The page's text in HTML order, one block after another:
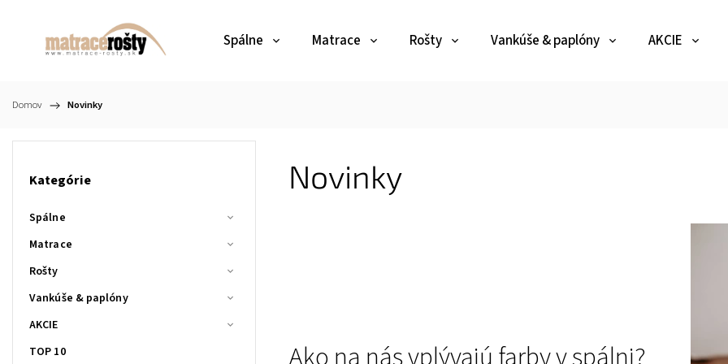
Spálne Matrace Rošty Vankúše & paplóny AKCIE
Domov / Novinky
Kategórie
Spálne
Matrace
Rošty
Vankúše & paplóny
AKCIE
TOP 10
Novinky